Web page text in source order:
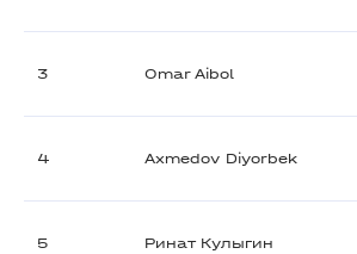
3 Omar Aibol
4 Axmedov Diyorbek
5 Ринат Кулыгин